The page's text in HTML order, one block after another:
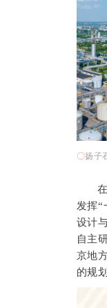
〇扬子
发挥
设计
自主
京地
的规